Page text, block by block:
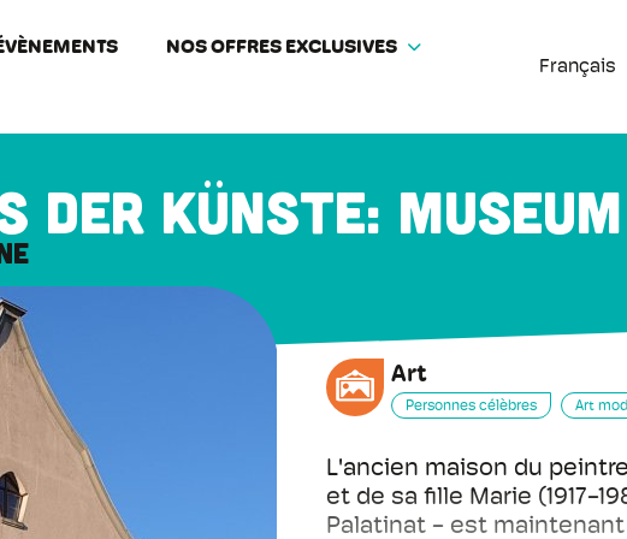
NOS OFFRES EXCLUSIVES
Français
Künste:
Art
Personnes célèbres Art
L'ancien maison du
et de sa fille Marie (1917-
Palatinat - est